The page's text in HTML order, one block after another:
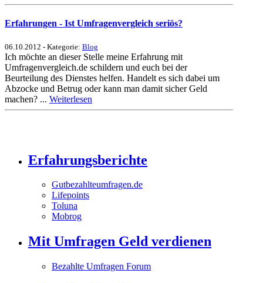
Erfahrungen - Ist Umfragenvergleich seriös?
06.10.2012 - Kategorie: Blog
Ich möchte an dieser Stelle meine Erfahrung mit
Umfragenvergleich.de schildern und euch bei der
Beurteilung des Dienstes helfen. Handelt es sich dabei um
Abzocke und Betrug oder kann man damit sicher Geld
machen? ... Weiterlesen
Erfahrungsberichte
Gutbezahlteumfragen.de
Lifepoints
Toluna
Mobrog
Mit Umfragen Geld verdienen
Bezahlte Umfragen Forum